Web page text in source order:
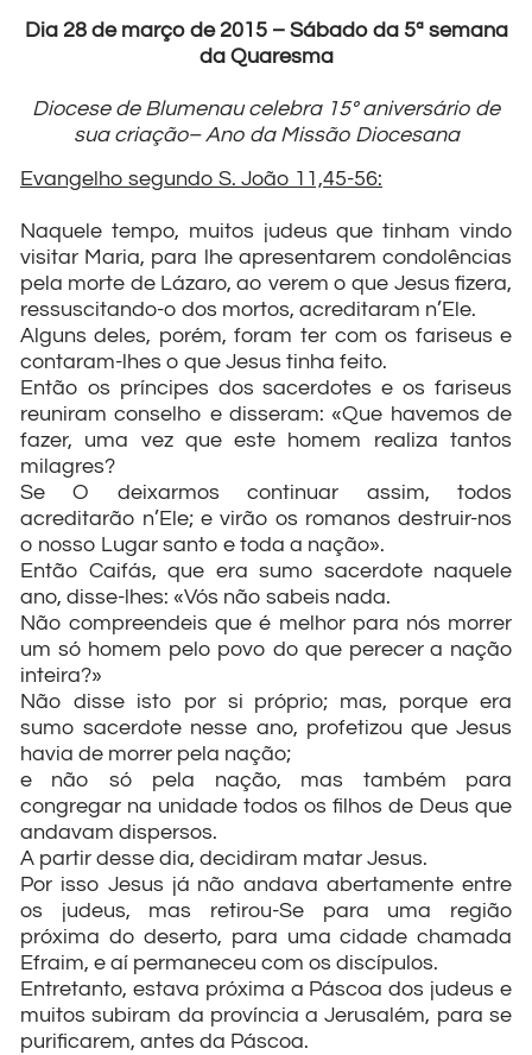
Dia 28 de março de 2015 – Sábado da 5ª semana
da Quaresma
Diocese de Blumenau celebra 15º aniversário de
sua criação– Ano da Missão Diocesana
Evangelho segundo S. João 11,45-56:
Naquele tempo, muitos judeus que tinham vindo
visitar Maria, para lhe apresentarem condolências
pela morte de Lázaro, ao verem o que Jesus fizera,
ressuscitando-o dos mortos, acreditaram n’Ele.
Alguns deles, porém, foram ter com os fariseus e
contaram-lhes o que Jesus tinha feito.
Então os príncipes dos sacerdotes e os fariseus
reuniram conselho e disseram: «Que havemos de
fazer, uma vez que este homem realiza tantos
milagres?
Se O deixarmos continuar assim, todos
acreditarão n’Ele; e virão os romanos destruir-nos
o nosso Lugar santo e toda a nação».
Então Caifás, que era sumo sacerdote naquele
ano, disse-lhes: «Vós não sabeis nada.
Não compreendeis que é melhor para nós morrer
um só homem pelo povo do que perecer a nação
inteira?»
Não disse isto por si próprio; mas, porque era
sumo sacerdote nesse ano, profetizou que Jesus
havia de morrer pela nação;
e não só pela nação, mas também para
congregar na unidade todos os filhos de Deus que
andavam dispersos.
A partir desse dia, decidiram matar Jesus.
Por isso Jesus já não andava abertamente entre
os judeus, mas retirou-Se para uma região
próxima do deserto, para uma cidade chamada
Efraim, e aí permaneceu com os discípulos.
Entretanto, estava próxima a Páscoa dos judeus e
muitos subiram da província a Jerusalém, para se
purificarem, antes da Páscoa.